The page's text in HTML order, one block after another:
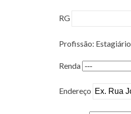
RG
Profissão: Estagiário
Renda
Endereço